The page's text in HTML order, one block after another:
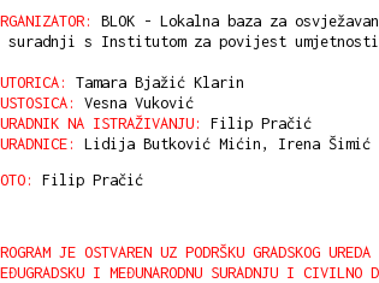
BLOK - Lokalna baza za
suradnji s Institutom za povijest umjetnosti
Tamara Bjažić Klarin
Vesna Vuković
NA ISTRAŽIVANJU:
Filip Pračić
Lidija Butković Mićin, Irena Šimić
Filip Pračić
JE OSTVAREN UZ PODRŠKU GRADSKOG
I MEĐUNARODNU SURADNJU I CIVILNO